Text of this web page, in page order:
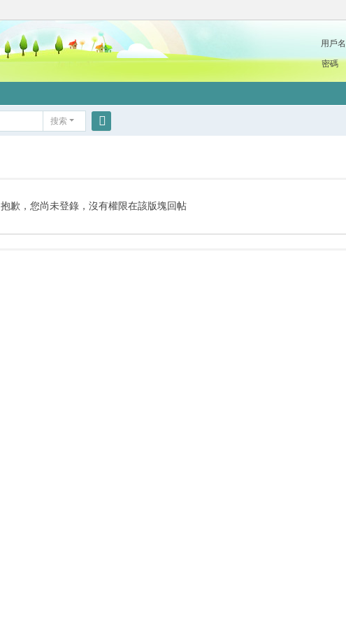
用戶名
密碼
搜索
抱歉，您尚未登錄，沒有權限在該版塊回帖